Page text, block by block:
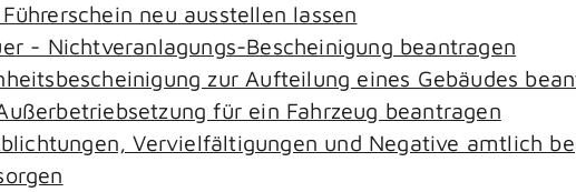
neu ausstellen lassen
- Nichtveranlagungs-Bescheinigung beantragen
zur Aufteilung eines Gebäudes
für ein Fahrzeug beantragen
Vervielfältigungen und Negative amtlich